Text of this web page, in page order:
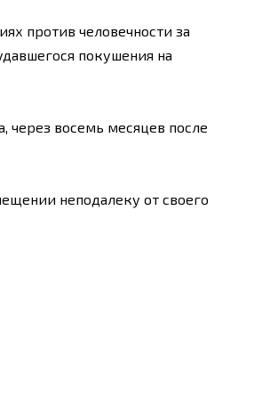
против человечности за
покушения на
через восемь месяцев после
неподалеку от своего